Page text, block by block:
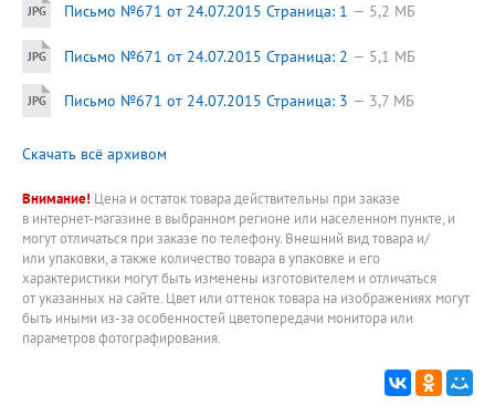
Письмо №671 от 24.07.2015 Страница: 1 5,2 МБ
Письмо №671 от 24.07.2015 Страница: 2 5,1 МБ
Письмо №671 от 24.07.2015 Страница: 3 3,7 МБ
Скачать всё архивом
Внимание! Цена и остаток товара действительны при заказе
в интернет-магазине в выбранном регионе или населенном пункте, и
могут отличаться при заказе по телефону. Внешний вид товара и/
или упаковки, а также количество товара в упаковке и его
характеристики могут быть изменены изготовителем и отличаться
от указанных на сайте. Цвет или оттенок товара на изображениях могут
быть иными из-за особенностей цветопередачи монитора или
параметров фотографирования.